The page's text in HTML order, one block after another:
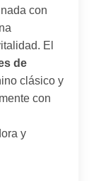
con
El
de
clásico y
con
y